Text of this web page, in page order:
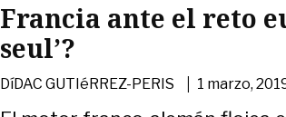
Francia ante el reto
seul’?
DíDAC GUTIéRREZ-PERIS | 1 marzo,